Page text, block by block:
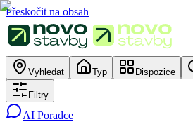
Přeskočit na obsah
Vyhledat Typ Dispozice
Filtry
AI Poradce